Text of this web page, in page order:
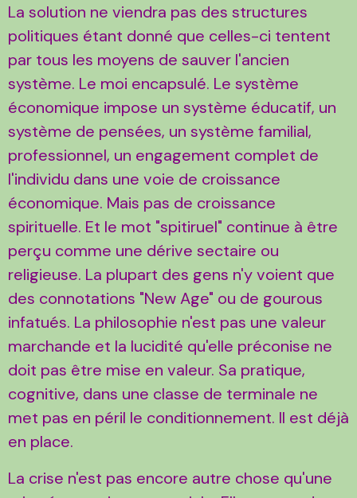
La solution ne viendra pas des structures
politiques étant donné que celles-ci tentent
par tous les moyens de sauver l'ancien
système. Le moi encapsulé. Le système
économique impose un système éducatif, un
système de pensées, un système familial,
professionnel, un engagement complet de
l'individu dans une voie de croissance
économique. Mais pas de croissance
spirituelle. Et le mot "spitiruel" continue à être
perçu comme une dérive sectaire ou
religieuse. La plupart des gens n'y voient que
des connotations "New Age" ou de gourous
infatués. La philosophie n'est pas une valeur
marchande et la lucidité qu'elle préconise ne
doit pas être mise en valeur. Sa pratique,
cognitive, dans une classe de terminale ne
met pas en péril le conditionnement. Il est déjà
en place.
La crise n'est pas encore autre chose qu'une